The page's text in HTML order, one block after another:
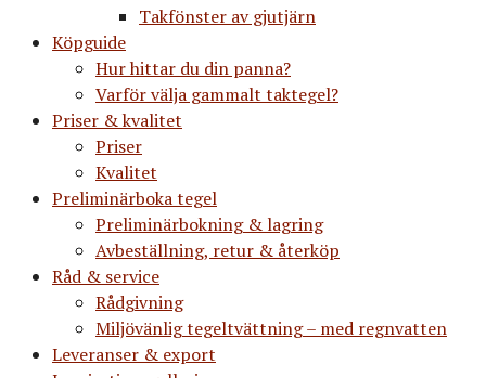
Takfönster av gjutjärn
Köpguide
Hur hittar du din panna?
Varför välja gammalt taktegel?
Priser & kvalitet
Priser
Kvalitet
Preliminärboka tegel
Preliminärbokning & lagring
Avbeställning, retur & återköp
Råd & service
Rådgivning
Miljövänlig tegeltvättning – med regnvatten
Leveranser & export